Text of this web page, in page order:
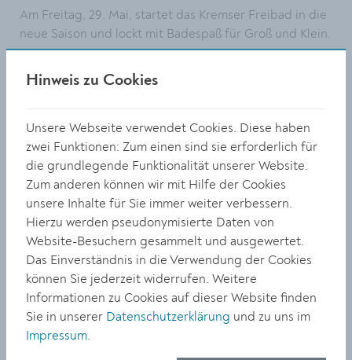
Am Freitag, 29. Mai, startet das Kremser Freibad in die
neue Saison und lockt mit Badespaß für Groß und Klein.
6240 x 4160 Px
© Philipp Naber Photography
DOWNLOAD
Hinweis zu Cookies
Unsere Webseite verwendet Cookies. Diese haben
zwei Funktionen: Zum einen sind sie erforderlich für
die grundlegende Funktionalität unserer Website.
Zum anderen können wir mit Hilfe der Cookies
unsere Inhalte für Sie immer weiter verbessern.
Hierzu werden pseudonymisierte Daten von
Website-Besuchern gesammelt und ausgewertet.
Das Einverständnis in die Verwendung der Cookies
können Sie jederzeit widerrufen. Weitere
Informationen zu Cookies auf dieser Website finden
Sie in unserer Datenschutzerklärung und zu uns im
Impressum.